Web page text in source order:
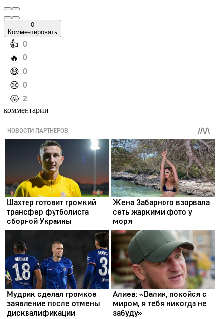
0
Комментировать
️👍 0
️🔥 0
️😄 0
️😢 0
️🤬 2
комментарии